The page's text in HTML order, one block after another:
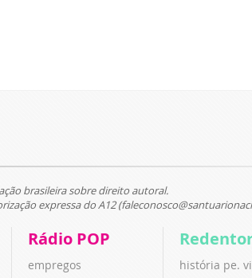
brasileira sobre direito autoral.
expressa do A12
Rádio POP
empregos
história pe.